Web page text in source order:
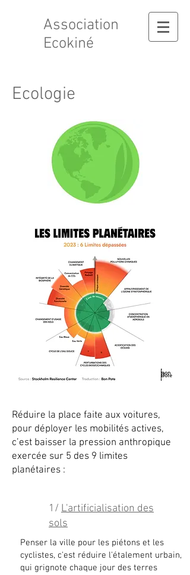
Association
Ecokiné
Ecologie
Réduire la place faite aux voitures,
pour déployer les mobilités actives,
c’est baisser la pression anthropique
exercée sur 5 des 9 limites
planétaires :
1/ L'artificialisation des
sols
Penser la ville pour les piétons et les
cyclistes, c'est réduire l'étalement urbain,
qui grignote chaque jour des terres